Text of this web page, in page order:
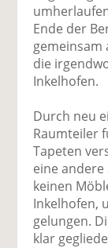
Ende der
gemeinsam
die
Inkelhofen.
Durch neu
Raumteiler
Tapeten
eine
keinen
Inkelhofen,
gelungen.
klar